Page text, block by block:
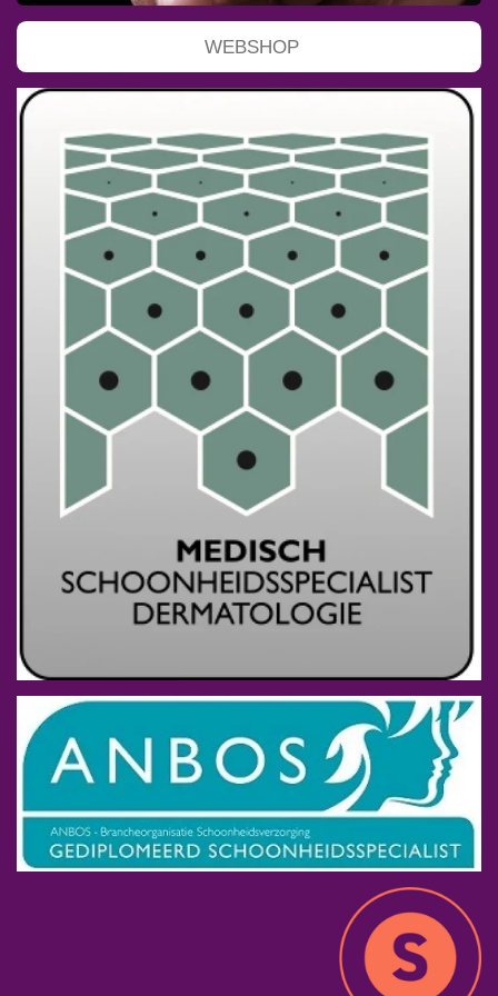
WEBSHOP